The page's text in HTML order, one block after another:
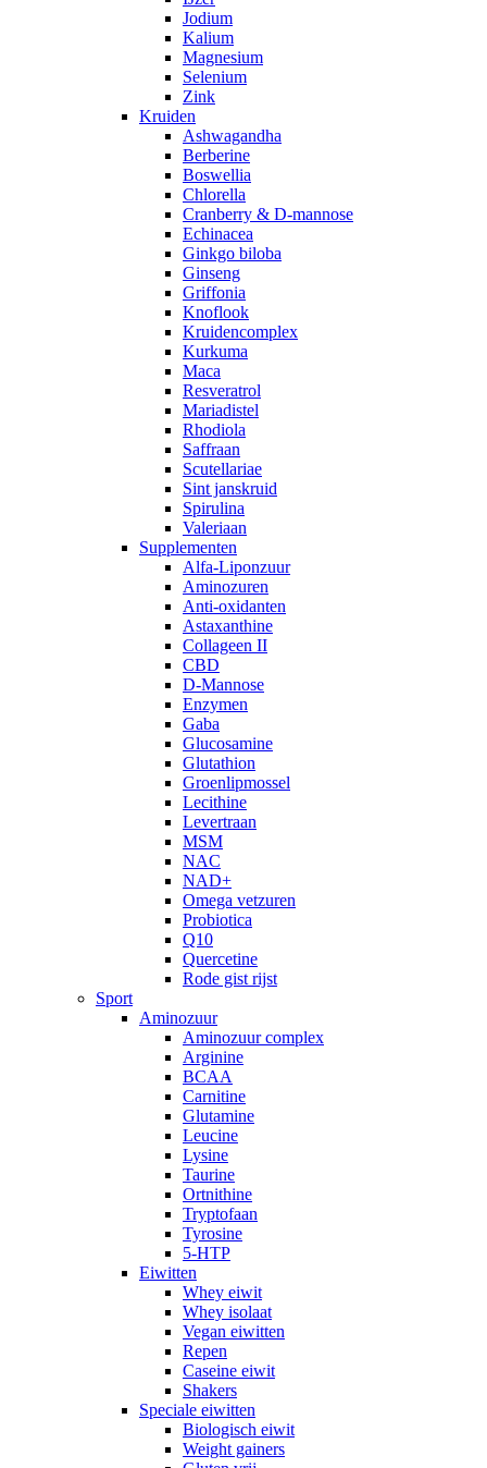
Jodium
Kalium
Magnesium
Selenium
Zink
Kruiden
Ashwagandha
Berberine
Boswellia
Chlorella
Cranberry & D-mannose
Echinacea
Ginkgo biloba
Ginseng
Griffonia
Knoflook
Kruidencomplex
Kurkuma
Maca
Resveratrol
Mariadistel
Rhodiola
Saffraan
Scutellariae
Sint janskruid
Spirulina
Valeriaan
Supplementen
Alfa-Liponzuur
Aminozuren
Anti-oxidanten
Astaxanthine
Collageen II
CBD
D-Mannose
Enzymen
Gaba
Glucosamine
Glutathion
Groenlipmossel
Lecithine
Levertraan
MSM
NAC
NAD+
Omega vetzuren
Probiotica
Q10
Quercetine
Rode gist rijst
Sport
Aminozuur
Aminozuur complex
Arginine
BCAA
Carnitine
Glutamine
Leucine
Lysine
Taurine
Ortnithine
Tryptofaan
Tyrosine
5-HTP
Eiwitten
Whey eiwit
Whey isolaat
Vegan eiwitten
Repen
Caseine eiwit
Shakers
Speciale eiwitten
Biologisch eiwit
Weight gainers